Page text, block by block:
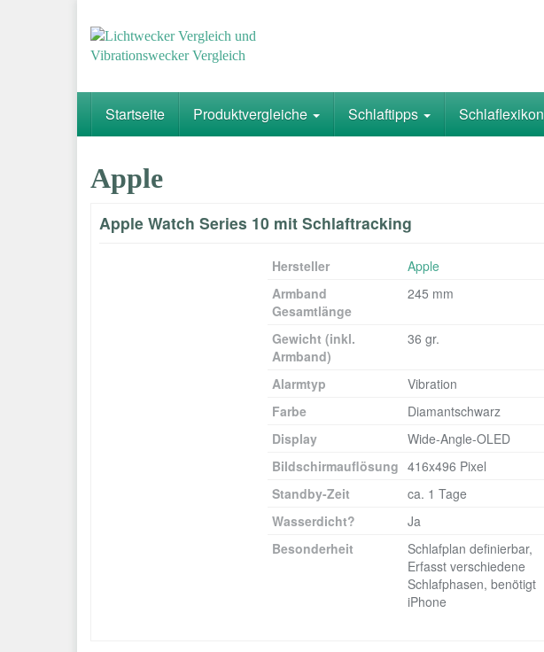
Startseite Produktvergleiche Schlaftipps Schlaflexikon
Apple
Apple Watch Series 10 mit Schlaftracking
Hersteller
Apple
Armband
Gesamtlänge
245 mm
Gewicht (inkl.
Armband)
36 gr.
Alarmtyp
Vibration
Farbe
Diamantschwarz
Display
Wide-Angle-OLED
Bildschirmauflösung 416x496 Pixel
Standby-Zeit
ca. 1 Tage
Wasserdicht?
Ja
Besonderheit
Schlafplan definierbar,
Erfasst verschiedene
Schlafphasen, benötigt
iPhone